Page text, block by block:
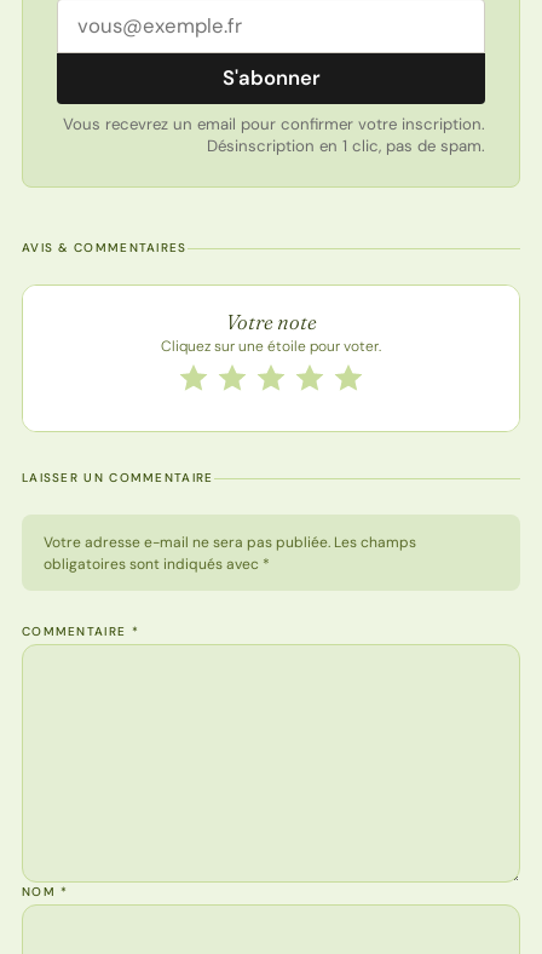
Adresse email
S'abonner
Vous recevrez un email pour confirmer votre inscription.
Désinscription en 1 clic, pas de spam.
AVIS & COMMENTAIRES
Note de la recette
Votre note
Cliquez sur une étoile pour voter.
Notez cette recette de 1 à 5 étoiles
5 étoiles
4 étoiles
3 étoiles
2 étoiles
1 étoile
LAISSER UN COMMENTAIRE
Votre adresse e-mail ne sera pas publiée. Les champs
obligatoires sont indiqués avec *
COMMENTAIRE *
NOM*